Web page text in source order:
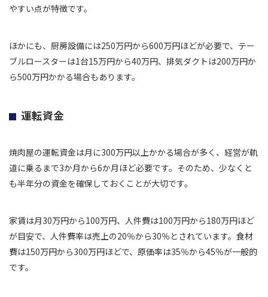
やすい点が特徴です。
ほかにも、厨房設備には250万円から600万円ほどが必要で、テー
ブルロースターは1台15万円から40万円、排気ダクトは200万円か
ら500万円かかる場合もあります。
運転資金
焼肉屋の運転資金は月に300万円以上かかる場合が多く、経営が軌
道に乗るまで3か月から6か月ほど必要です。そのため、少なくと
も半年分の資金を確保しておくことが大切です。
家賃は月30万円から100万円、人件費は100万円から180万円ほど
が目安で、人件費率は売上の20％から30％とされています。食材
費は150万円から300万円ほどで、原価率は35％から45％が一般的
です。